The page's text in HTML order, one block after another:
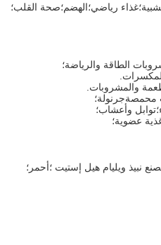
رياضي؛الهضم؛صحة القلب؛
الطاقة والرياضة؛
والمشروبات.
محمصةجرنولة؛
وأعشاب؛
عضوية؛
نبيذ ويليام هيل إستيت ؛أحمر؛